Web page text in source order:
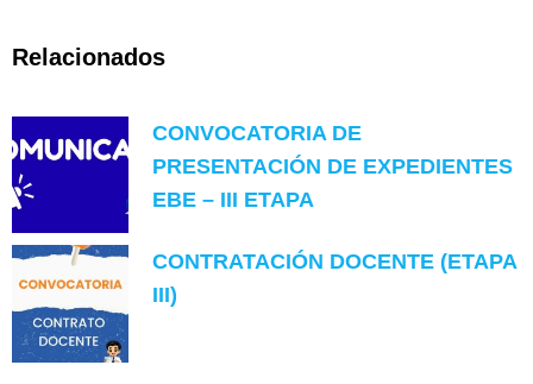
Relacionados
CONVOCATORIA DE
PRESENTACIÓN DE EXPEDIENTES
EBE – III ETAPA
CONTRATACIÓN DOCENTE (ETAPA
III)